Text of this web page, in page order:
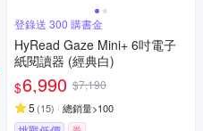
登錄送 300 購書金
HyRead Gaze Mini+ 6吋電子
紙閱讀器 (經典白)
$6,990 $7,190
5 (15) 總銷量>100